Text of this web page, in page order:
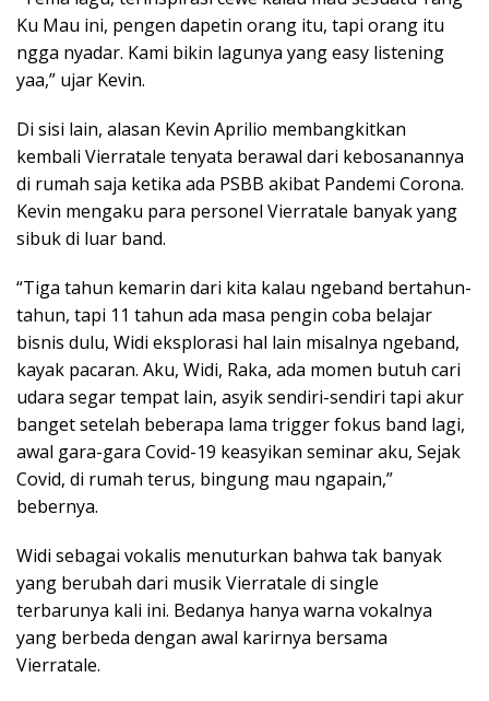
Ku Mau ini, pengen dapetin orang itu, tapi orang itu
ngga nyadar. Kami bikin lagunya yang easy listening
yaa,” ujar Kevin.
Di sisi lain, alasan Kevin Aprilio membangkitkan
kembali Vierratale tenyata berawal dari kebosanannya
di rumah saja ketika ada PSBB akibat Pandemi Corona.
Kevin mengaku para personel Vierratale banyak yang
sibuk di luar band.
“Tiga tahun kemarin dari kita kalau ngeband bertahun-
tahun, tapi 11 tahun ada masa pengin coba belajar
bisnis dulu, Widi eksplorasi hal lain misalnya ngeband,
kayak pacaran. Aku, Widi, Raka, ada momen butuh cari
udara segar tempat lain, asyik sendiri-sendiri tapi akur
banget setelah beberapa lama trigger fokus band lagi,
awal gara-gara Covid-19 keasyikan seminar aku, Sejak
Covid, di rumah terus, bingung mau ngapain,”
bebernya.
Widi sebagai vokalis menuturkan bahwa tak banyak
yang berubah dari musik Vierratale di single
terbarunya kali ini. Bedanya hanya warna vokalnya
yang berbeda dengan awal karirnya bersama
Vierratale.